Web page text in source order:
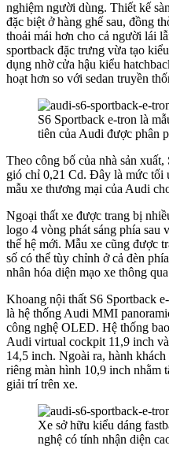
nghiệm người dùng. Thiết kế
đặc biệt ở hàng ghế sau, đồng
thoải mái hơn cho cả người lái
sportback đặc trưng vừa tạo
dụng nhờ cửa hậu kiểu
hoạt hơn so với sedan truyền
S6 Sportback e-tron là
tiên của Audi được phân
Theo công bố của nhà sản
gió chỉ 0,21 Cd. Đây là mức tối
mẫu xe thương mại của Audi
Ngoại thất xe được trang bị
logo 4 vòng phát sáng phía sau
thế hệ mới. Mẫu xe cũng được
số có thể tùy chỉnh ở cả đèn
nhân hóa diện mạo xe thông
Khoang nội thất S6 Sportback
là hệ thống Audi MMI
công nghệ OLED. Hệ thống
Audi virtual cockpit 11,9 inch
14,5 inch. Ngoài ra, hành
riêng màn hình 10,9 inch nhằm
giải trí trên xe.
Xe sở hữu kiểu dáng
nghệ có tính nhận diện